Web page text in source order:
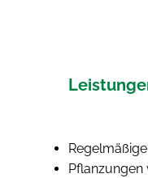
Pflanzungen